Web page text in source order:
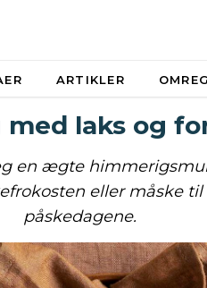
ARTIKLER
laks og
en ægte
eller måske
påskedagene.